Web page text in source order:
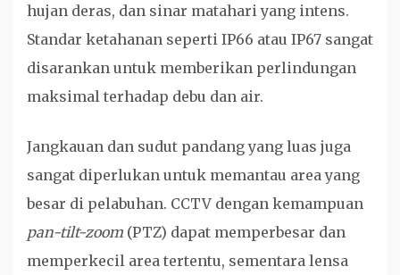
hujan deras, dan sinar matahari yang intens.
Standar ketahanan seperti IP66 atau IP67 sangat
disarankan untuk memberikan perlindungan
maksimal terhadap debu dan air.
Jangkauan dan sudut pandang yang luas juga
sangat diperlukan untuk memantau area yang
besar di pelabuhan. CCTV dengan kemampuan
pan-tilt-zoom (PTZ) dapat memperbesar dan
memperkecil area tertentu, sementara lensa